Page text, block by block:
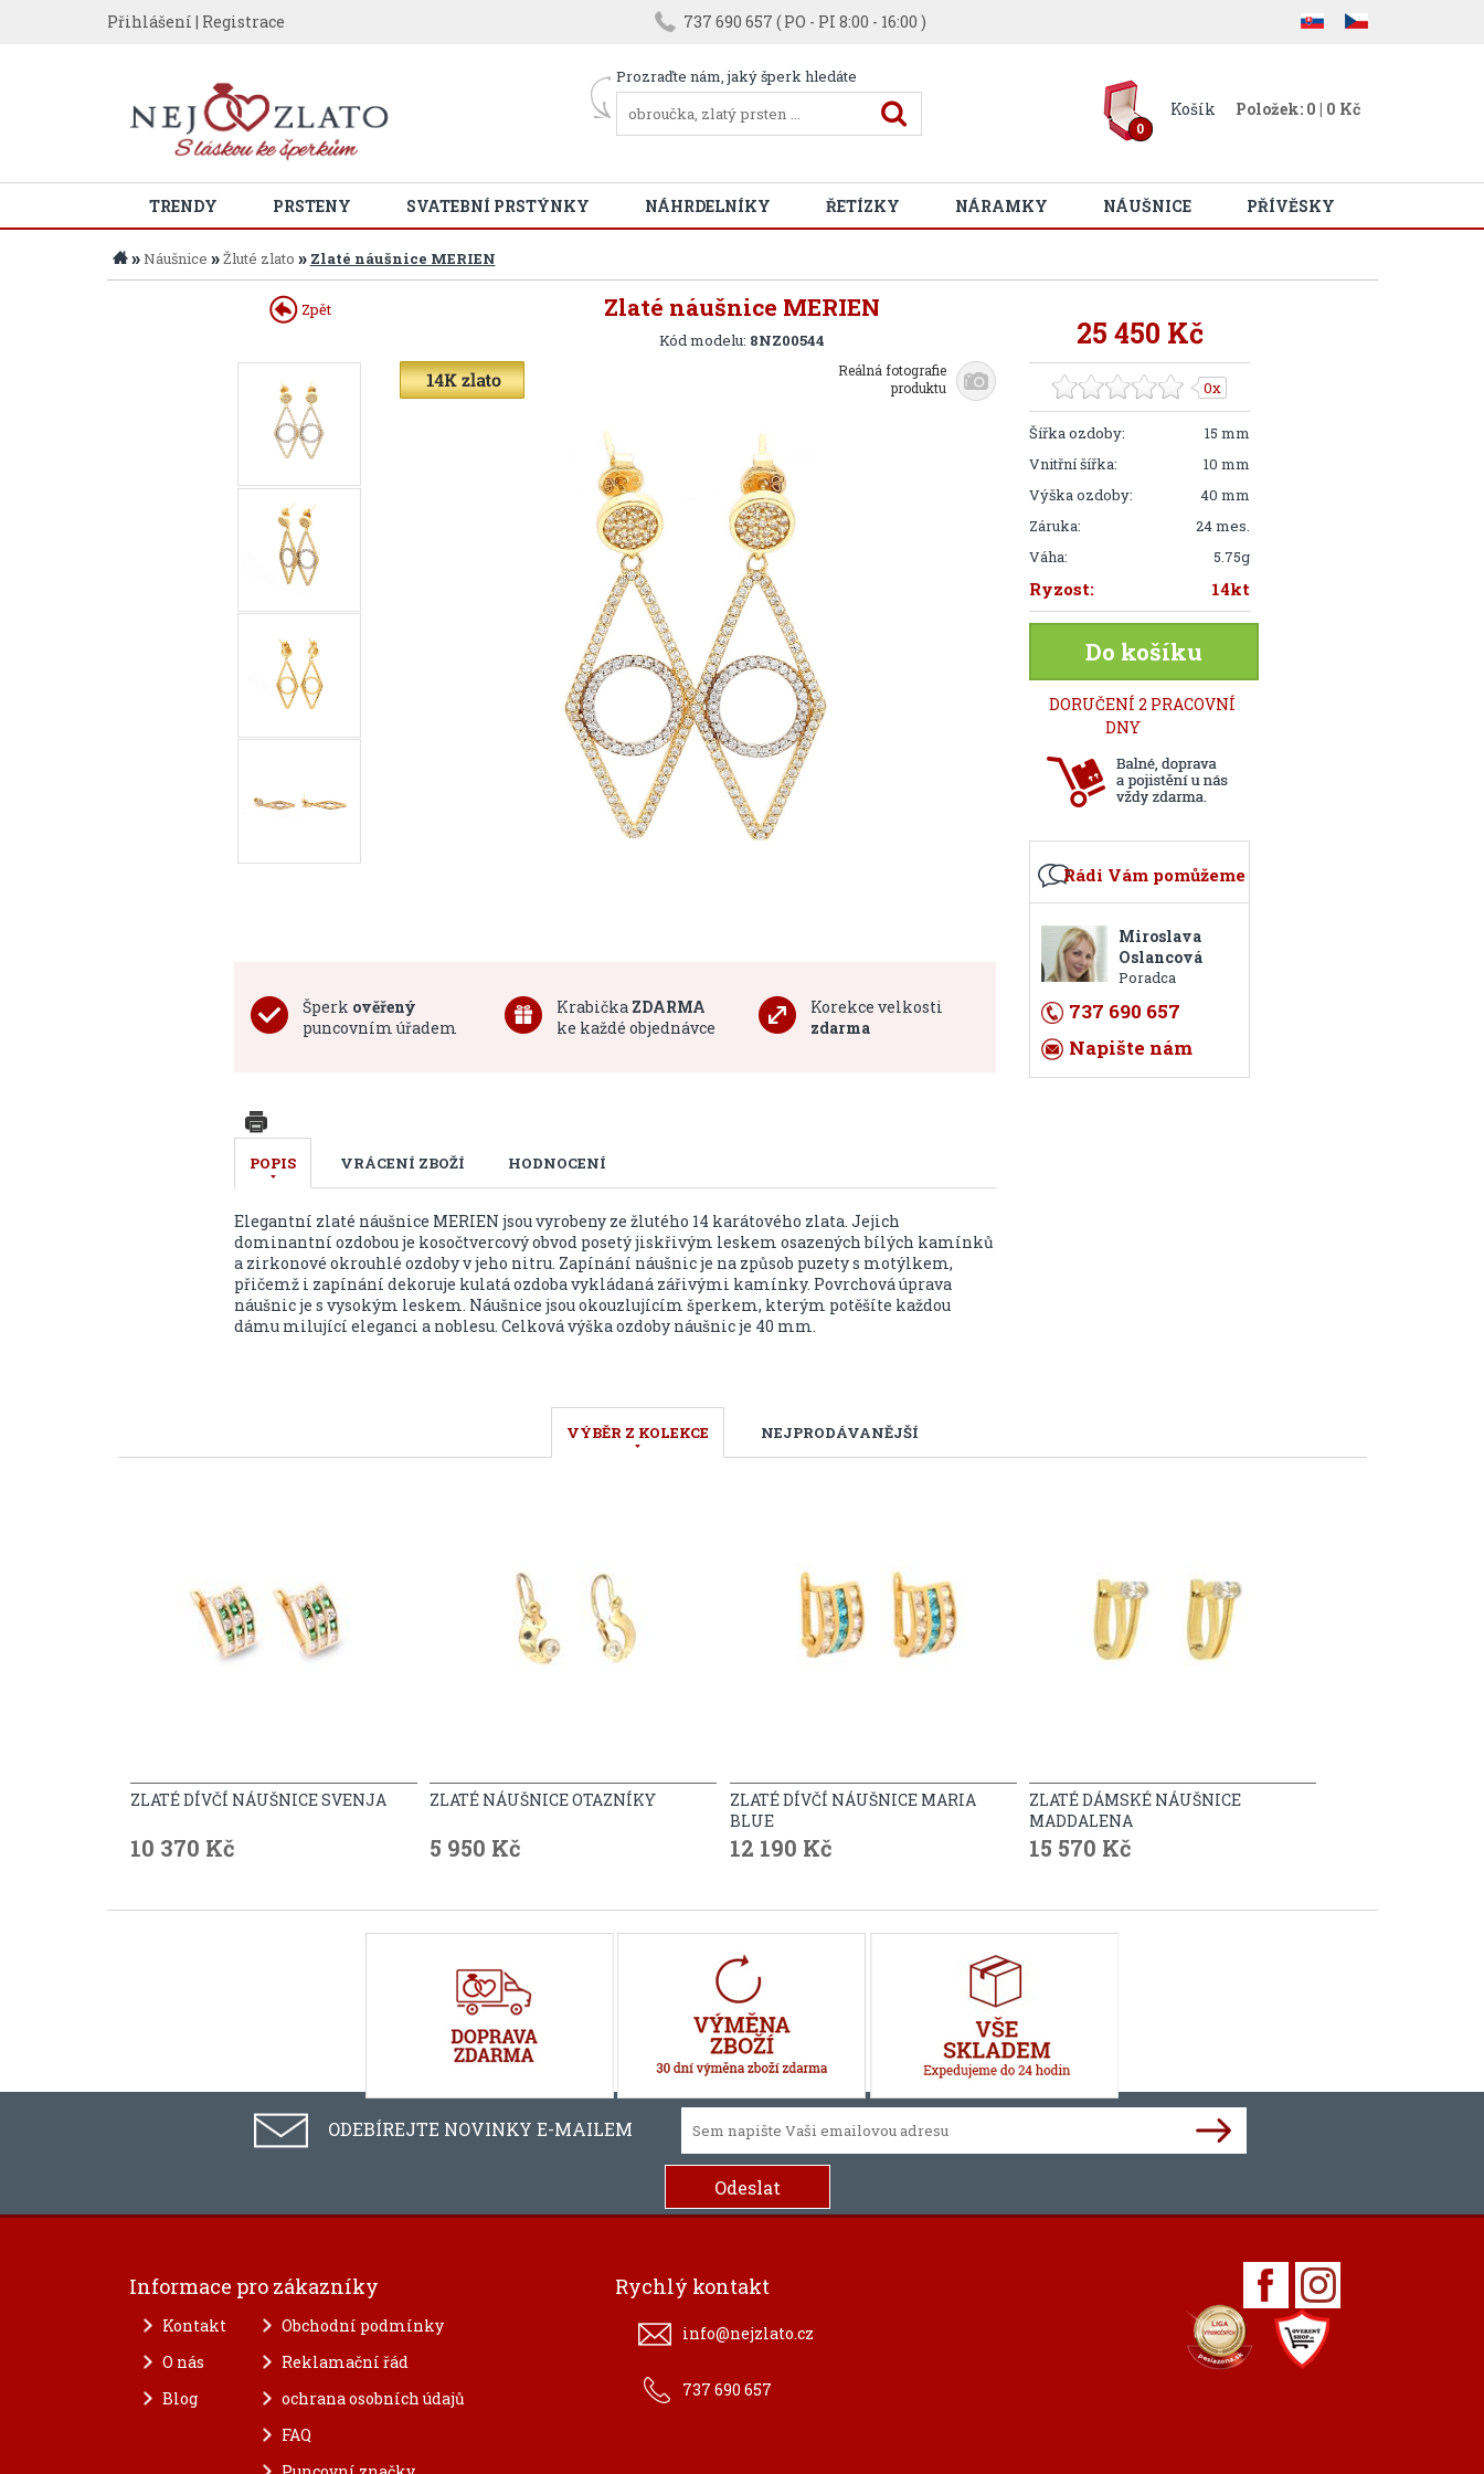
Přihlášení | Registrace 737 690 657 ( PO - PI 8:00 - 16:00 )
Prozraďte nám, jaký šperk hledáte
0
Košík Položek: 0 | 0 Kč
TRENDY PRSTENY SVATEBNÍ PRSTÝNKY NÁHRDELNÍKY ŘETÍZKY NÁRAMKY NÁUŠNICE PŘÍVĚSKY
»Náušnice »Žluté zlato » Zlaté náušnice MERIEN
Zlaté náušnice MERIEN
Kód modelu: 8NZ00544
Zpět
Reálná fotografie
produktu
Šperk ověřený
puncovním úřadem
Krabička ZDARMA
ke každé objednávce
Korekce velkosti
zdarma
POPIS VRÁCENÍ ZBOŽÍ HODNOCENÍ
Elegantní zlaté náušnice MERIEN jsou vyrobeny ze žlutého 14 karátového zlata. Jejich
dominantní ozdobou je kosočtvercový obvod posetý jiskřivým leskem osazených bílých kamínků
a zirkonové okrouhlé ozdoby v jeho nitru. Zapínání náušnic je na způsob puzety s motýlkem,
přičemž i zapínání dekoruje kulatá ozdoba vykládaná zářivými kamínky. Povrchová úprava
náušnic je s vysokým leskem. Náušnice jsou okouzlujícím šperkem, kterým potěšíte každou
dámu milující eleganci a noblesu. Celková výška ozdoby náušnic je 40 mm.
25 450 Kč
0x
Šířka ozdoby:
15 mm
Vnitřní šířka:
10 mm
Výška ozdoby:
40 mm
Záruka:
24 mes.
Váha:
5.75g
Ryzost: 14kt
Do košíku
DORUČENÍ 2 PRACOVNÍ
DNY
Rádi Vám pomůžeme
Miroslava
Oslancová
Poradca
737 690 657
Napište nám
VÝBĚR Z KOLEKCE NEJPRODÁVANĚJŠÍ
ZLATÉ DÍVČÍ NÁUŠNICE SVENJA
10 370 Kč
ZLATÉ NÁUŠNICE OTAZNÍKY
5 950 Kč
ZLATÉ DÍVČÍ NÁUŠNICE MARIA
BLUE
12 190 Kč
ZLATÉ DÁMSKÉ NÁUŠNICE
MADDALENA
15 570 Kč
ODEBÍREJTE NOVINKY E-MAILEM
Informace pro zákazníky
Kontakt
O nás
Blog
Obchodní podmínky
Reklamační řád
ochrana osobních údajů
FAQ
Rychlý kontakt
info@nejzlato.cz
737 690 657